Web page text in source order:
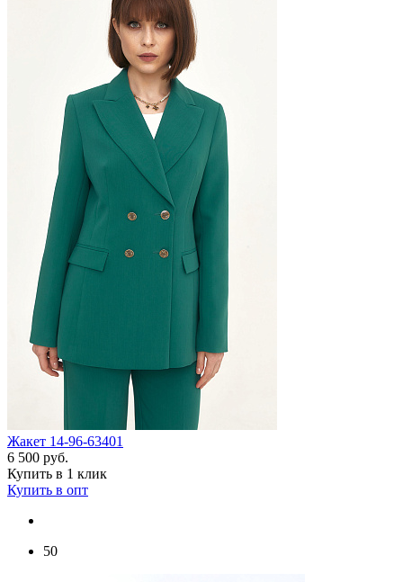
Жакет 14-96-63401
6 500 руб.
Купить в 1 клик
Купить в опт
50